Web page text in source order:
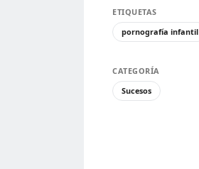
ETIQUETAS
pornografía infantil
CATEGORÍA
Sucesos